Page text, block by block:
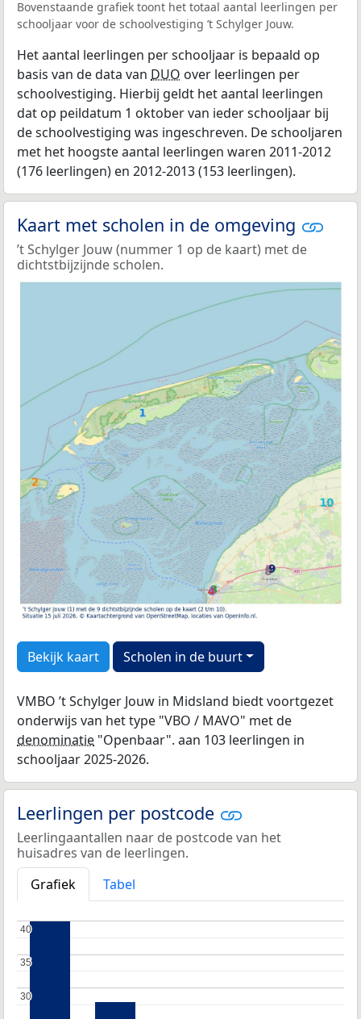
Bovenstaande grafiek toont het totaal aantal leerlingen per
schooljaar voor de schoolvestiging ’t Schylger Jouw.
Het aantal leerlingen per schooljaar is bepaald op
basis van de data van DUO over leerlingen per
schoolvestiging. Hierbij geldt het aantal leerlingen
dat op peildatum 1 oktober van ieder schooljaar bij
de schoolvestiging was ingeschreven. De schooljaren
met het hoogste aantal leerlingen waren 2011-2012
(176 leerlingen) en 2012-2013 (153 leerlingen).
Kaart met scholen in de omgeving
’t Schylger Jouw (nummer 1 op de kaart) met de
dichtstbijzijnde scholen.
Bekijk kaart Scholen in de buurt
VMBO ’t Schylger Jouw in Midsland biedt voortgezet
onderwijs van het type "VBO / MAVO" met de
denominatie "Openbaar". aan 103 leerlingen in
schooljaar 2025-2026.
Leerlingen per postcode
Leerlingaantallen naar de postcode van het
huisadres van de leerlingen.
Grafiek
Tabel
30
30
35
35
40
40